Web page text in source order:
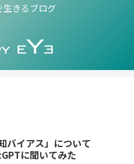
生きるブログ
バイアス」について
に聞いてみた